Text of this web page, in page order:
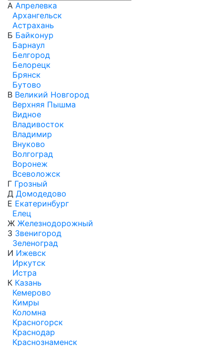
А Апрелевка
Архангельск
Астрахань
Б Байконур
Барнаул
Белгород
Белорецк
Брянск
Бутово
В Великий Новгород
Верхняя Пышма
Видное
Владивосток
Владимир
Внуково
Волгоград
Воронеж
Всеволожск
Г Грозный
Д Домодедово
Е Екатеринбург
Елец
Ж Железнодорожный
З Звенигород
Зеленоград
И Ижевск
Иркутск
Истра
К Казань
Кемерово
Кимры
Коломна
Красногорск
Краснодар
Краснознаменск